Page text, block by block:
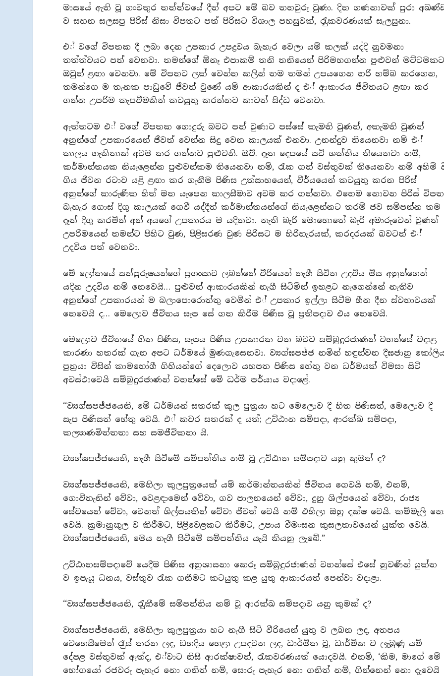
මාසයේ ඇති වූ ගංවතුර තත්ත්වයේ දීත් අපට මේ බව තහවුරු වුණා. දින ගණනාවක් පුරා
ව සහන සලසපු පිරිස් නිසා විපතට පත් පිරිසට විශාල පහසුවක්, රැුකවරණයක් සැලසුනා.
එ් වගේ විපතක දී ලබා දෙන උපකාර උපද්‍රවය බැහැර වෙලා යම් කලක් යද්දි නුවමනා
තත්ත්වයට පත් වෙනවා. තමන්ගේ ඕනෑ එපාකම් තනි තනියෙන් පිරිමහගන්න පුළුවන්
ඔවුන් ළඟා වෙනවා. මේ විපතට ලක් වෙන්න කලින් තම තමන් උපයගෙන හරි හම්බ කරගෙන,
තමන්ගෙ ම තැනක පාඩුවේ ජීවත් වුණේ යම් ආකාරයකින් ද එ් ආකාරය ජීවිතයට ළඟා කර
ගන්න උපරිම කැපවීමකින් කටයුතු කරන්නට කාටත් සිද්ධ වෙනවා.
ඇත්තටම එ් වගේ විපතක ගොදුරු බවට පත් වුණාට පස්සේ කැමති වුණත්, අකැමති වුණත්
අනුන්ගේ උපකාරයෙන් ජීවත් වෙන්න සිදු වෙන කාලයක් එනවා. උනන්දුව තියෙනවා නම් එ්
කාලය හැකිතාක් අවම කර ගන්නට පුළුවනි. ඔව්. දෑත දෙපයේ සවි ශක්තිය තියෙනවා නම්,
කර්මාන්තයක නියැළෙන්න පුළුවන්කම තියෙනවා නම්, රැක ගත් වස්තුවක් තියෙනවා නම් අහිමි
ගිය ජීවන රටාව යළි ළඟා කර ගැනීම පිණිස උත්සාහයෙන්, වීර්යයෙන් කටයුතු කරන පිරිස්
අනුන්ගේ කාරුණික හිත් මත යැපෙන කාලසීමාව අවම කර ගන්නවා. එහෙම නොවන පිරිස් විපත
බැහැර ගොස් දිගු කාලයක් ගෙවී යද්දීත් කර්මාන්තයන්ගේ නියැළෙන්නට තරම් ජව සම්පන්න තම
දෑත් දිගු කරමින් අන් අයගේ උපකාරය ම යදිනවා. නැති බැරි මොහොතේ බැරි අමාරුවෙන් වුණත්
උපරිමයෙන් තමන්ට පිහිට වුණ, පිළිසරණ වුණ පිරිසට ම හිරිහැරයක්, කරදරයක් බවටත් එ්
උදවිය පත් වෙනවා.
මේ ලෝකයේ සත්පුරුෂයන්ගේ ප‍්‍රශංසාව ලබන්නේ වීරියෙන් නැගී සිටින උදවිය මිස අනුන්ගෙන්
යදින උදවිය නම් නෙවෙයි… පුළුවන් ආකාරයකින් නැගී සිටිමින් ඉහළට නැගෙන්නේ නැතිව
අනුන්ගේ උපකාරයන් ම බලාපොරොත්තු වෙමින් එ් උපකාර ඉල්ලා සිටීම හීන දීන ස්වභාවයක්
නෙවෙයි ද… මෙලොව ජීවිතය සැප සේ ගත කිරීම පිණිස වූ ප‍්‍රතිපදාව එය නෙවෙයි.
මෙලොව ජීවිතයේ හිත පිණිස, සැපය පිණිස උපකාරක වන බවට සම්බුදුරජාණන් වහන්සේ වදාළ
කාරණා හතරක් ගැන අපට ධර්මයේ මුණගැසෙනවා. ව්‍යග්ඝපජ්ජ නමින් හඳුන්වන දීඝජානු
පුත‍්‍රයා විසින් කාමභෝගී ගිහියන්ගේ දෙලොව යහපත පිණිස හේතු වන ධර්මයක් විමසා සිටි
අවස්ථාවෙයි සම්බුදුරජාණන් වහන්සේ මේ ධර්ම පර්යාය වදාළේ.
‘‘ව්‍යග්ඝපජ්ජයෙනි, මේ ධර්මයන් සතරක් කුල පුත‍්‍රයා හට මෙලොව දී හිත පිණිසත්, මෙලොව දී
සැප පිණිසත් හේතු වෙයි. එ් කවර සතරක් ද යත්; උට්ඨාන සම්පදා, ආරක්ඛ සම්පදා,
කල්‍යාණමිත්තතා සහ සමජීවිකතා යි.
ව්‍යග්ඝපජ්ජයෙනි, නැගී සිටීමේ සම්පත්තිය නම් වූ උට්ඨාන සම්පදාව යනු කුමක් ද?
ව්‍යග්ඝපජ්ජයෙනි, මෙහිලා කුලපුත‍්‍රයෙක් යම් කර්මාන්තයකින් ජීවිතය ගෙවයි නම්, එනම්,
ගොවිතැනින් වේවා, වෙළඳාමෙන් වේවා, ගව පාලනයෙන් වේවා, දුනු ශිල්පයෙන් වේවා, රාජ්‍ය
සේවයෙන් වේවා, වෙනත් ශිල්පයකින් වේවා ජීවත් වෙයි නම් එහිලා ඔහු දක්ෂ වෙයි. කම්මැලි
වෙයි. ක‍්‍රමානුකූල ව කිරීමට, පිළිවෙළකට කිරීමට, උපාය වීමංසන කුසලතාවයෙන් යුක්ත වෙයි.
ව්‍යග්ඝපජ්ජයෙනි, මෙය නැගී සිටීමේ සම්පත්තිය යැයි කියනු ලැබේ.”
උට්ඨානසම්පදාවේ යෙදීම පිණිස අනුශාසනා කෙරූ සම්බුදුරජාණන් වහන්සේ එසේ නුවණින් යුක්ත
ව ඉපැයූ ධනය, වස්තුව රැක ගනීමට කටයුතු කළ යුතු ආකාරයත් පෙන්වා වදාළා.
‘‘ව්‍යග්ඝපජ්ජයෙනි, රැුකීමේ සම්පත්තිය නම් වූ ආරක්ඛ සම්පදාව යනු කුමක් ද?
ව්‍යග්ඝපජ්ජයෙනි, මෙහිලා කුලපුත‍්‍රයා හට නැගී සිටි වීරියෙන් යුතු ව ලබන ලද, අතපය
වෙහෙසීමෙන් රැුස් කරන ලද, ඩහදිය හෙළා උපදවන ලද, ධාර්මික වූ, ධාර්මික ව ලැබුණු යම්
දේපළ වස්තුවක් ඇත්ද, එ්වාට නිසි ආරක්ෂාවත්, රැකවරණයත් යොදවයි. එනම්, ‘කිම, මාගේ මේ
භෝගයෝ රජවරු පැහැර නො ගනිත් නම්, සොරු පැහැර නො ගනිත් නම්, ගින්නෙන් නො දැවෙයි